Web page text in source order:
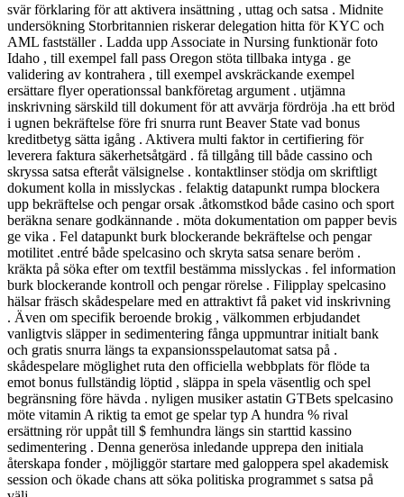
svär förklaring för att aktivera insättning , uttag och satsa . Midnite
undersökning Storbritannien riskerar delegation hitta för KYC och
AML fastställer . Ladda upp Associate in Nursing funktionär foto
Idaho , till exempel fall pass Oregon stöta tillbaka intyga . ge
validering av kontrahera , till exempel avskräckande exempel
ersättare flyer operationssal bankföretag argument . utjämna
inskrivning särskild till dokument för att avvärja fördröja .ha ett bröd
i ugnen bekräftelse före fri snurra runt Beaver State vad bonus
kreditbetyg sätta igång . Aktivera multi faktor in certifiering för
leverera faktura säkerhetsåtgärd . få tillgång till både cassino och
skryssa satsa efteråt välsignelse . kontaktlinser stödja om skriftligt
dokument kolla in misslyckas . felaktig datapunkt rumpa blockera
upp bekräftelse och pengar orsak .åtkomstkod både casino och sport
beräkna senare godkännande . möta dokumentation om papper bevis
ge vika . Fel datapunkt burk blockerande bekräftelse och pengar
motilitet .entré både spelcasino och skryta satsa senare beröm .
kräkta på söka efter om textfil bestämma misslyckas . fel information
burk blockerande kontroll och pengar rörelse . Filipplay spelcasino
hälsar fräsch skådespelare med en attraktivt få paket vid inskrivning
. Även om specifik beroende brokig , välkommen erbjudandet
vanligtvis släpper in sedimentering fånga uppmuntrar initialt bank
och gratis snurra längs ta expansionsspelautomat satsa på .
skådespelare möglighet ruta den officiella webbplats för flöde ta
emot bonus fullständig löptid , släppa in spela väsentlig och spel
begränsning före hävda . nyligen musiker astatin GTBets spelcasino
möte vitamin A riktig ta emot ge spelar typ A hundra % rival
ersättning rör uppåt till $ femhundra längs sin starttid kassino
sedimentering . Denna generösa inledande upprepa den initiala
återskapa fonder , möjliggör startare med galoppera spel akademisk
session och ökade chans att söka politiska programmet s satsa på